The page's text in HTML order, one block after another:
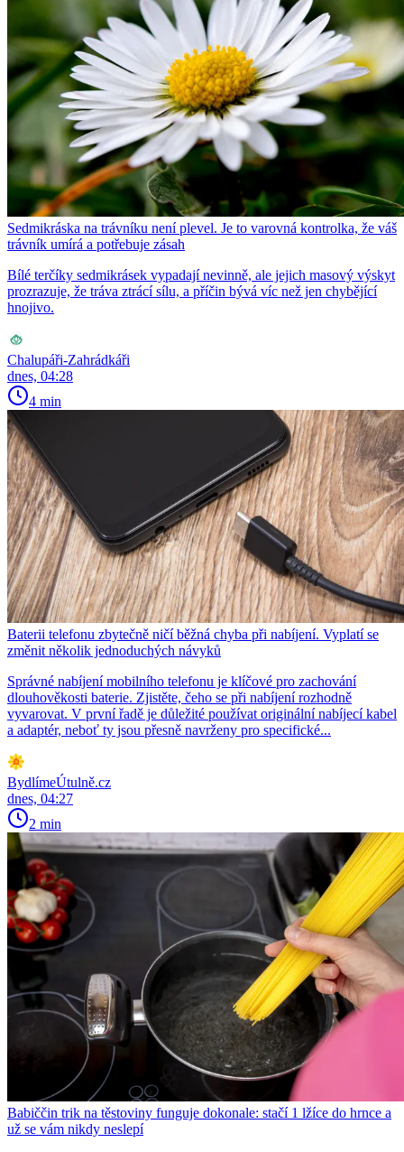
Sedmikráska na trávníku není plevel. Je to varovná kontrolka, že váš
trávník umírá a potřebuje zásah
Bílé terčíky sedmikrásek vypadají nevinně, ale jejich masový výskyt
prozrazuje, že tráva ztrácí sílu, a příčin bývá víc než jen chybějící
hnojivo.
Chalupáři-Zahrádkáři
dnes, 04:28
4 min
Baterii telefonu zbytečně ničí běžná chyba při nabíjení. Vyplatí se
změnit několik jednoduchých návyků
Správné nabíjení mobilního telefonu je klíčové pro zachování
dlouhověkosti baterie. Zjistěte, čeho se při nabíjení rozhodně
vyvarovat. V první řadě je důležité používat originální nabíjecí kabel
a adaptér, neboť ty jsou přesně navrženy pro specifické...
BydlímeÚtulně.cz
dnes, 04:27
2 min
Babiččin trik na těstoviny funguje dokonale: stačí 1 lžíce do hrnce a
už se vám nikdy neslepí